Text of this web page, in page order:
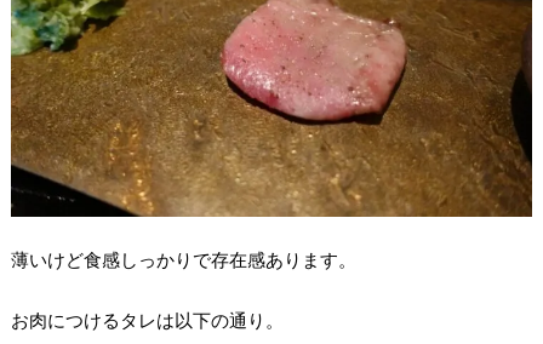
薄いけど食感しっかりで存在感あります。
お肉につけるタレは以下の通り。